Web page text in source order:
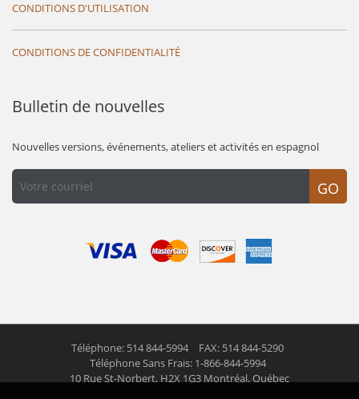
CONDITIONS D'UTILISATION
CONDITIONS DE CONFIDENTIALITÉ
Bulletin de nouvelles
Nouvelles versions, événements, ateliers et activités en espagnol
GO
Téléphone: 514 844-5994
FAX: 514 844-5290
Téléphone Sans Frais: 1-866-844-5994
10 Rue St-Norbert, H2X 1G3 Montréal, Québec